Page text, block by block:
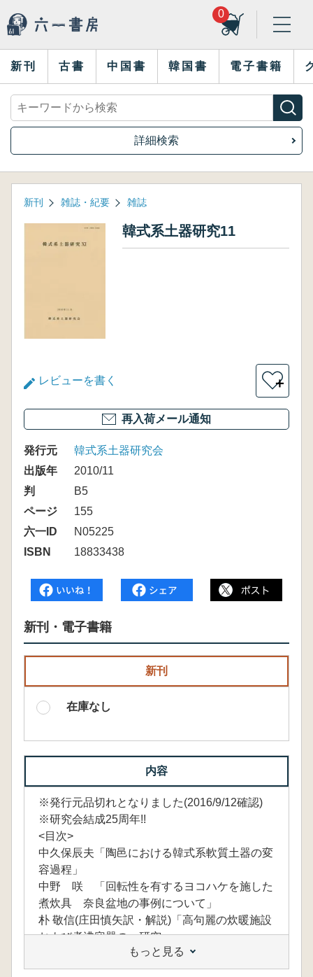
0
新刊 古書 中国書 韓国書 電子書籍
詳細検索
新刊 雑誌・紀要 雑誌
韓式系土器研究11
レビューを書く ＋
再入荷メール通知
発行元
韓式系土器研究会
出版年
2010/11
判
B5
ページ
155
六一ID
N05225
ISBN
18833438
新刊・電子書籍
新刊
在庫なし
内容
※発行元品切れとなりました(2016/9/12確認)
※研究会結成25周年!!
<目次>
中久保辰夫「陶邑における韓式系軟質土器の変
容過程」
中野 咲 「回転性を有するヨコハケを施した
煮炊具 奈良盆地の事例について」
朴 敬信(庄田慎矢訳・解説)「高句麗の炊暖施設
および煮沸容器の一研究」
朴 天秀「新羅・加耶古墳の暦年代」
神谷真佐子「愛知県安城市出土の韓式系土器」
もっと見る